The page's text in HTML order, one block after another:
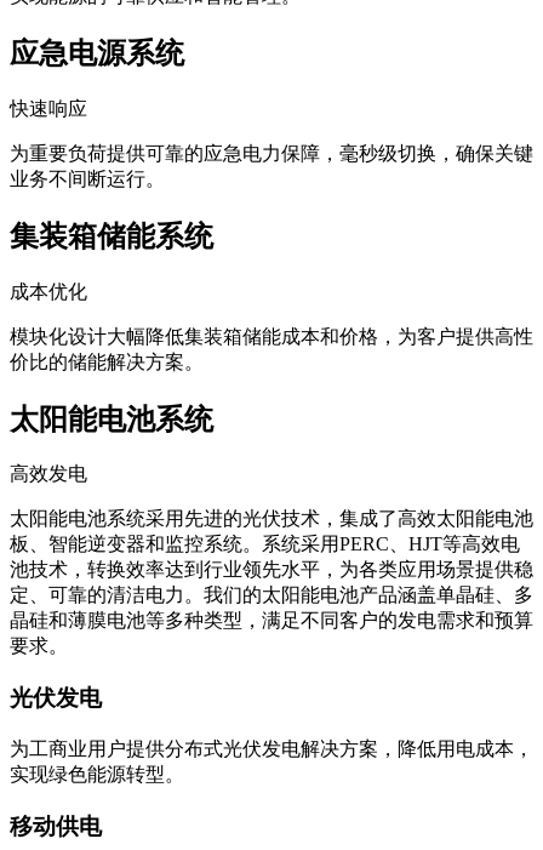
应急电源系统
快速响应
为重要负荷提供可靠的应急电力保障，毫秒级切换，确保关键
业务不间断运行。
集装箱储能系统
成本优化
模块化设计大幅降低集装箱储能成本和价格，为客户提供高性
价比的储能解决方案。
太阳能电池系统
高效发电
太阳能电池系统采用先进的光伏技术，集成了高效太阳能电池
板、智能逆变器和监控系统。系统采用PERC、HJT等高效电
池技术，转换效率达到行业领先水平，为各类应用场景提供稳
定、可靠的清洁电力。我们的太阳能电池产品涵盖单晶硅、多
晶硅和薄膜电池等多种类型，满足不同客户的发电需求和预算
要求。
光伏发电
为工商业用户提供分布式光伏发电解决方案，降低用电成本，
实现绿色能源转型。
移动供电